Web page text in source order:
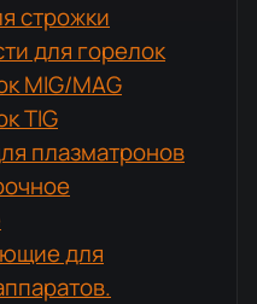
строжки
для горелок
MIG/MAG
TIG
плазматронов
для